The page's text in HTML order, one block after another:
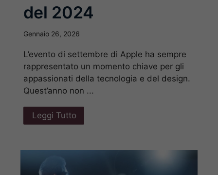
del 2024
Gennaio 26, 2026
L’evento di settembre di Apple ha sempre
rappresentato un momento chiave per gli
appassionati della tecnologia e del design.
Quest’anno non ...
Leggi Tutto